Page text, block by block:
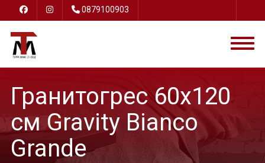
0879100903
Гранитогрес 60х120
см Gravity Bianco
Grande